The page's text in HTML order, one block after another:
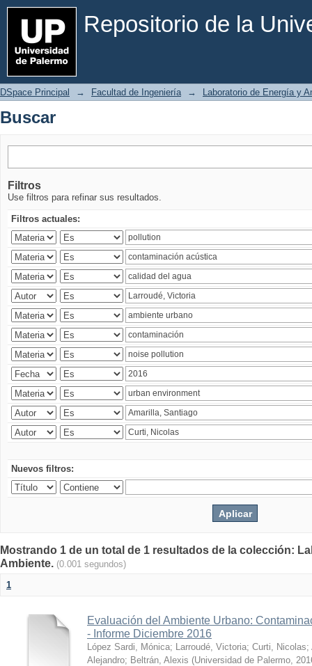
Repositorio de la
Buscar
DSpace Principal → Facultad de Ingeniería → Laboratorio de Energía y
Buscar
Filtros
Use filtros para refinar sus resultados.
Filtros actuales:
Nuevos filtros:
Mostrando 1 de un total de 1 resultados de la colección:
Ambiente. (0.001 segundos)
1
Evaluación del Ambiente Urbano:
- Informe Diciembre 2016
López Sardi, Mónica; Larroudé, Victoria; Curti, Nicolas;
Alejandro; Beltrán, Alexis (Universidad de Palermo,